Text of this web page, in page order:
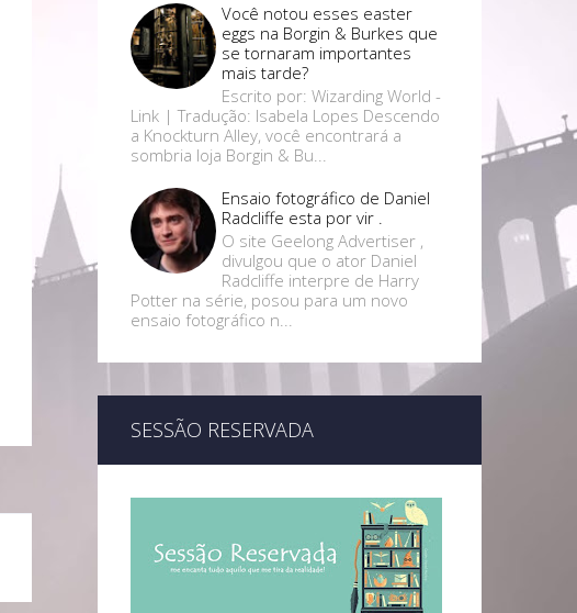
Você notou esses easter
eggs na Borgin & Burkes que
se tornaram importantes
mais tarde?
Escrito por: Wizarding World -
Link | Tradução: Isabela Lopes Descendo
a Knockturn Alley, você encontrará a
sombria loja Borgin & Bu...
Ensaio fotográfico de Daniel
Radcliffe esta por vir .
O site Geelong Advertiser ,
divulgou que o ator Daniel
Radcliffe interpre de Harry
Potter na série, posou para um novo
ensaio fotográfico n...
SESSÃO RESERVADA